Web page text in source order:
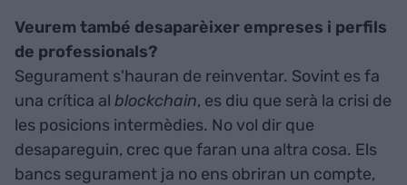
Veurem també desaparèixer empreses i perfils
de professionals?
Segurament s'hauran de reinventar. Sovint es fa
una crítica al blockchain, es diu que serà la crisi de
les posicions intermèdies. No vol dir que
desapareguin, crec que faran una altra cosa. Els
bancs segurament ja no ens obriran un compte,